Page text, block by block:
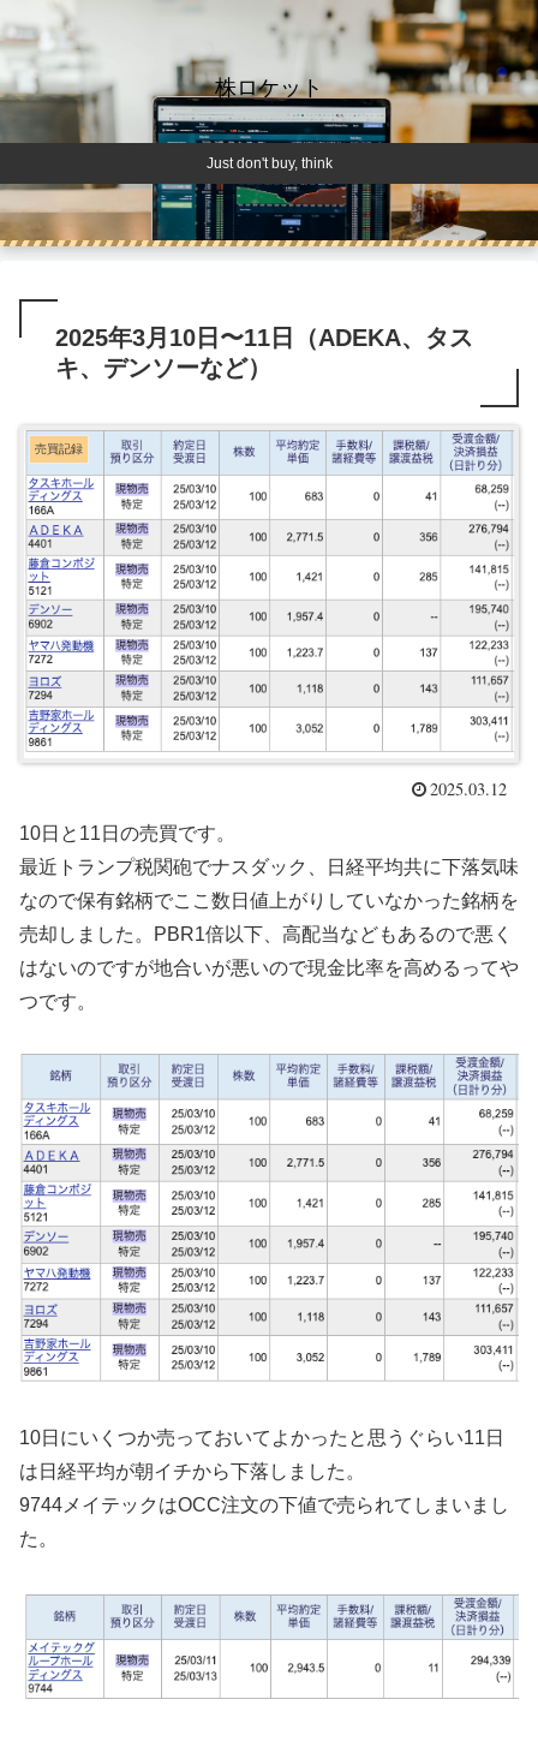
株ロケット
Just don't buy, think
2025年3月10日〜11日（ADEKA、タス
キ、デンソーなど）
売買記録
2025.03.12
10日と11日の売買です。
最近トランプ税関砲でナスダック、日経平均共に下落気味
なので保有銘柄でここ数日値上がりしていなかった銘柄を
売却しました。PBR1倍以下、高配当などもあるので悪く
はないのですが地合いが悪いので現金比率を高めるってや
つです。
10日にいくつか売っておいてよかったと思うぐらい11日
は日経平均が朝イチから下落しました。
9744メイテックはOCC注文の下値で売られてしまいまし
た。